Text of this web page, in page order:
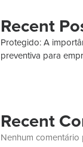
Recent
Protegido: A
preventiva para
Recent
Nenhum comentário